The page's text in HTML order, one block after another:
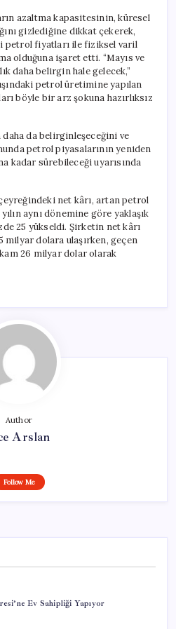
azaltma kapasitesinin, küresel
gizlediğine dikkat çekerek,
petrol fiyatları ile fiziksel varil
olduğuna işaret etti. “Mayıs ve
daha belirgin hale gelecek,”
petrol üretimine yapılan
böyle bir arz şokuna hazırlıksız
daha da belirginleşeceğini ve
petrol piyasalarının yeniden
kadar sürebileceği uyarısında
net kârı, artan petrol
aynı dönemine göre yaklaşık
25 yükseldi. Şirketin net kârı
dolara ulaşırken, geçen
26 milyar dolar olarak
Author
Arslan
Follow Me
Ev Sahipliği Yapıyor